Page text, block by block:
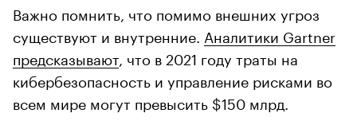
Важно помнить, что помимо внешних угроз
существуют и внутренние. Аналитики Gartner
предсказывают, что в 2021 году траты на
кибербезопасность и управление рисками во
всем мире могут превысить $150 млрд.